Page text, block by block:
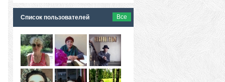
Список пользователей Все